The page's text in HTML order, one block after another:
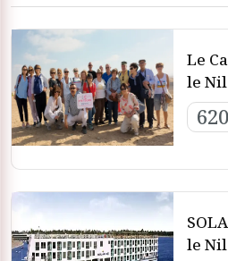
Vivez l’alliance parfaite entre
croisières sur le Nil en Égypte.
captivant le long du majestueux
des merveilles antiques et des
choisissiez de naviguer depuis
votre croisière avec un séjour
vacances en croisière sur le
expérience
Avant d’embarquer pour votre
Le
le
le